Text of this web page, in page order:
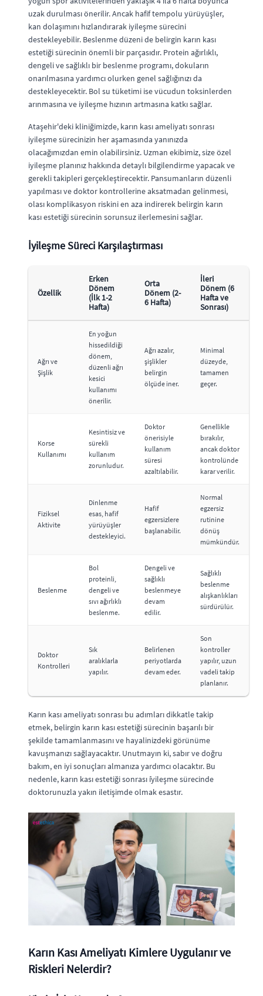
uzak durulması önerilir. Ancak hafif tempolu yürüyüşler,
kan dolaşımını hızlandırarak iyileşme sürecini
destekleyebilir. Beslenme düzeni de belirgin karın kası
estetiği sürecinin önemli bir parçasıdır. Protein ağırlıklı,
dengeli ve sağlıklı bir beslenme programı, dokuların
onarılmasına yardımcı olurken genel sağlığınızı da
destekleyecektir. Bol su tüketimi ise vücudun toksinlerden
arınmasına ve iyileşme hızının artmasına katkı sağlar.
Ataşehir'deki kliniğimizde, karın kası ameliyatı sonrası
iyileşme sürecinizin her aşamasında yanınızda
olacağımızdan emin olabilirsiniz. Uzman ekibimiz, size özel
iyileşme planınız hakkında detaylı bilgilendirme yapacak ve
gerekli takipleri gerçekleştirecektir. Pansumanların düzenli
yapılması ve doktor kontrollerine aksatmadan gelinmesi,
olası komplikasyon riskini en aza indirerek belirgin karın
kası estetiği sürecinin sorunsuz ilerlemesini sağlar.
İyileşme Süreci Karşılaştırması
Özellik
Erken
Dönem
(İlk 1-2
Hafta)
Orta
Dönem (2-
6 Hafta)
İleri
Dönem (6
Hafta ve
Sonrası)
Ağrı ve
Şişlik
En yoğun
hissedildiği
dönem,
düzenli ağrı
kesici
kullanımı
önerilir.
Ağrı azalır,
şişlikler
belirgin
ölçüde iner.
Minimal
düzeyde,
tamamen
geçer.
Korse
Kullanımı
Kesintisiz ve
sürekli
kullanım
zorunludur.
Doktor
önerisiyle
kullanım
süresi
azaltılabilir.
Genellikle
bırakılır,
ancak doktor
kontrolünde
karar verilir.
Fiziksel
Aktivite
Dinlenme
esas, hafif
yürüyüşler
destekleyici.
Hafif
egzersizlere
başlanabilir.
Normal
egzersiz
rutinine
dönüş
mümkündür.
Beslenme
Bol
proteinli,
dengeli ve
sıvı ağırlıklı
beslenme.
Dengeli ve
sağlıklı
beslenmeye
devam
edilir.
Sağlıklı
beslenme
alışkanlıkları
sürdürülür.
Doktor
Kontrolleri
Sık
aralıklarla
yapılır.
Belirlenen
periyotlarda
devam eder.
Son
kontroller
yapılır, uzun
vadeli takip
planlanır.
Karın kası ameliyatı sonrası bu adımları dikkatle takip
etmek, belirgin karın kası estetiği sürecinin başarılı bir
şekilde tamamlanmasını ve hayalinizdeki görünüme
kavuşmanızı sağlayacaktır. Unutmayın ki, sabır ve doğru
bakım, en iyi sonuçları almanıza yardımcı olacaktır. Bu
nedenle, karın kası estetiği sonrası i̇yileşme sürecinde
doktorunuzla yakın iletişimde olmak esastır.
Karın Kası Ameliyatı Kimlere Uygulanır ve
Riskleri Nelerdir?